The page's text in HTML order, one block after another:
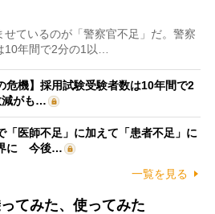
ているのが「警察官不足」だ。警察
10年間で2分の1以…
危機】採用試験受験者数は10年間で2
がも…
「医師不足」に加えて「患者不足」に
界に 今後…
一覧を見る
てみた、使ってみた